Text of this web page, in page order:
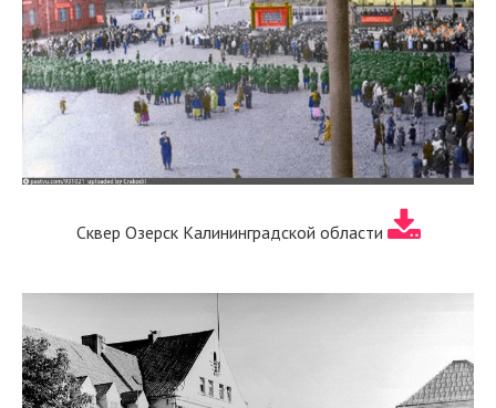
Сквер Озерск Калининградской области